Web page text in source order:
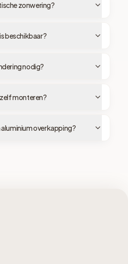
zonwering?
beschikbaar?
nodig?
monteren?
overkapping?